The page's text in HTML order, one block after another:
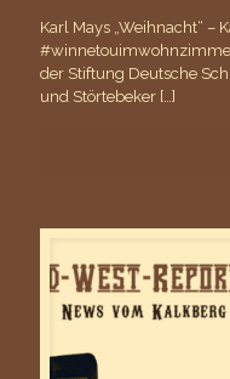
Karl Mays „Weihnacht“ –
der Stiftung Deutsche
und Störtebeker […]